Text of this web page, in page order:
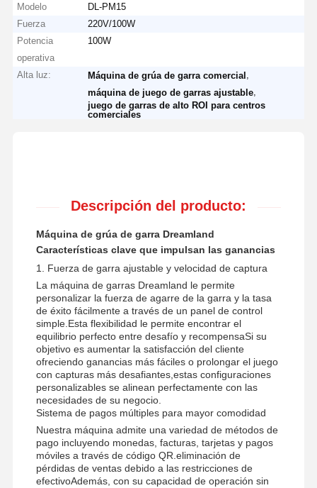
Modelo
DL-PM15
Fuerza
220V/100W
Potencia
operativa
100W
Alta luz: Máquina de grúa de garra comercial
máquina de juego de garras ajustable
juego de garras de alto ROI para centros
comerciales
Descripción del producto:
Máquina de grúa de garra Dreamland
Características clave que impulsan las ganancias
1. Fuerza de garra ajustable y velocidad de captura
La máquina de garras Dreamland le permite
personalizar la fuerza de agarre de la garra y la tasa
de éxito fácilmente a través de un panel de control
simple.Esta flexibilidad le permite encontrar el
equilibrio perfecto entre desafío y recompensaSi su
objetivo es aumentar la satisfacción del cliente
ofreciendo ganancias más fáciles o prolongar el juego
con capturas más desafiantes,estas configuraciones
personalizables se alinean perfectamente con las
necesidades de su negocio.
Sistema de pagos múltiples para mayor comodidad
Nuestra máquina admite una variedad de métodos de
pago incluyendo monedas, facturas, tarjetas y pagos
móviles a través de código QR.eliminación de
pérdidas de ventas debido a las restricciones de
efectivoAdemás, con su capacidad de operación sin